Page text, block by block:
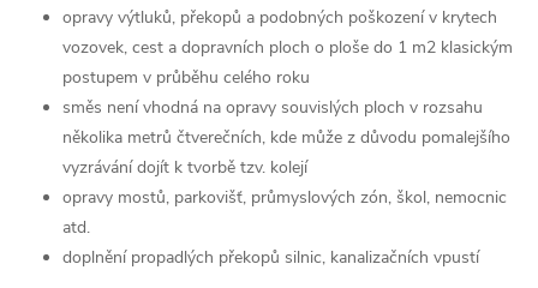
opravy výtluků, překopů a podobných poškození v krytech
vozovek, cest a dopravních ploch o ploše do 1 m2 klasickým
postupem v průběhu celého roku
směs není vhodná na opravy souvislých ploch v rozsahu
několika metrů čtverečních, kde může z důvodu pomalejšího
vyzrávání dojít k tvorbě tzv. kolejí
opravy mostů, parkovišť, průmyslových zón, škol, nemocnic
atd.
doplnění propadlých překopů silnic, kanalizačních vpustí